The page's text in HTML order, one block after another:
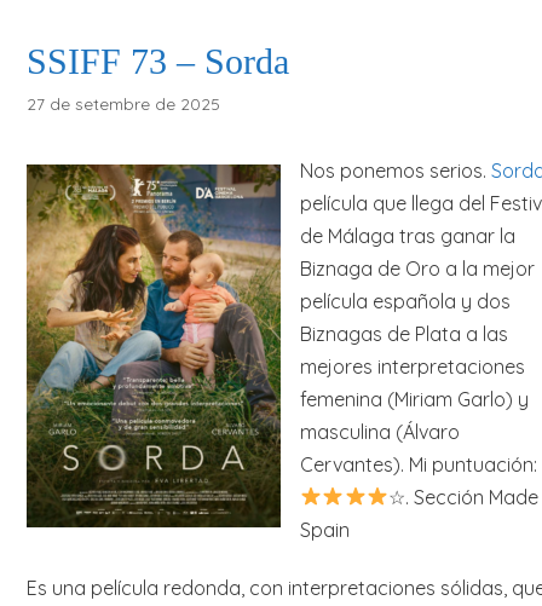
SSIFF 73 – Sorda
27 de setembre de 2025
Nos ponemos serios.
película que llega del
de Málaga tras ganar la
Biznaga de Oro a la mejor
película española y dos
Biznagas de Plata a las
mejores interpretaciones
femenina (Miriam Garlo) y
masculina (Álvaro
Cervantes). Mi puntuación:
☆. Sección Made
Spain
Es una película redonda, con interpretaciones sólidas,